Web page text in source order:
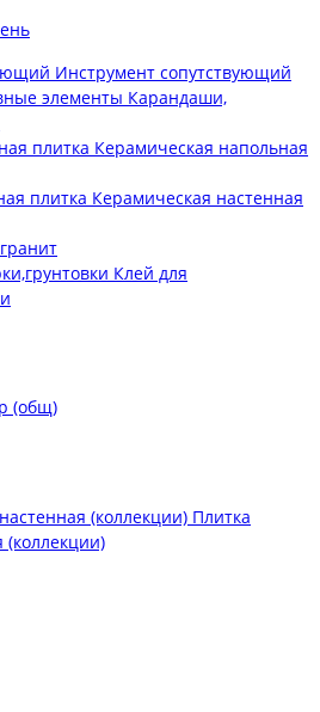
Инструмент сопутствующий
Карандаши,
Керамическая напольная
Керамическая настенная
Клей для
(общ)
Плитка
(коллекции)